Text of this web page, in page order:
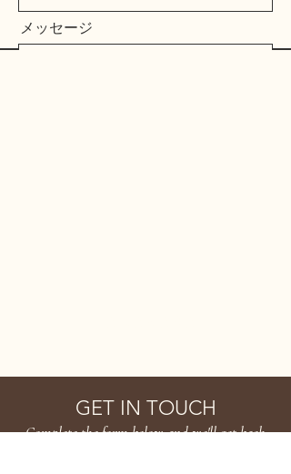
メッセージ
GET IN TOUCH
Complete the form below and we'll get back